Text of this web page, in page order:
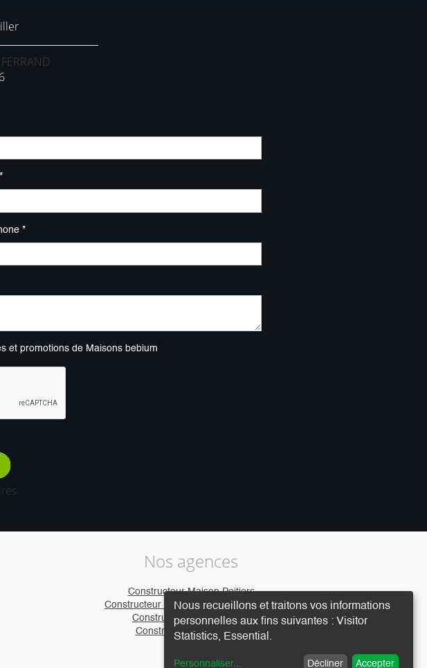
*
et promotions de Maisons bebium
Nos agences
Constructeur Maison Poitiers
Constructeur Maison Clermont-Ferrand
Constructeur Maison Caen
Constructeur Maison Vire
Nous recueillons et traitons vos informations
personnelles aux fins suivantes : Visitor
Statistics, Essential .
Personnaliser... Décliner Accepter